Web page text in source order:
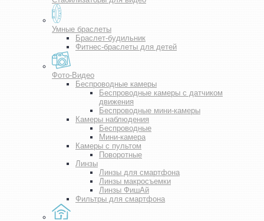
Умные браслеты
Браслет-будильник
Фитнес-браслеты для детей
Фото-Видео
Беспроводные камеры
Беспроводные камеры с датчиком
движения
Беспроводные мини-камеры
Камеры наблюдения
Беспроводные
Мини-камера
Камеры с пультом
Поворотные
Линзы
Линзы для смартфона
Линзы макросъемки
Линзы ФишАй
Фильтры для смартфона